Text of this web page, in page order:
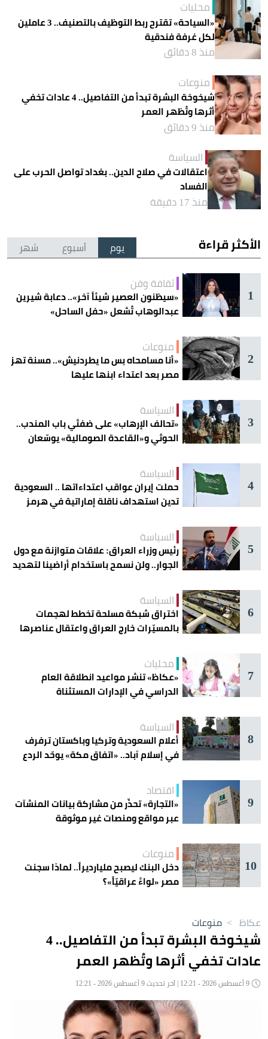
محليات
«السياحة» تقترح ربط التوظيف بالتصنيف.. 3 عاملين
لكل غرفة فندقية
منذ 8 دقائق
منوعات
شيخوخة البشرة تبدأ من التفاصيل.. 4 عادات تخفي
أثرها وتُظهر العمر
منذ 9 دقائق
السياسة
اعتقالات في صلاح الدين.. بغداد تواصل الحرب على
الفساد
منذ 17 دقيقة
الأكثر قراءة يوم أسبوع شهر
1
ثقافة وفن
«سيظنون العصير شيئاً آخر».. دعابة شيرين
عبدالوهاب تُشعل «حفل الساحل»
2
منوعات
«أنا مسامحاه بس ما يطردنيش».. مسنة تهز
مصر بعد اعتداء ابنها عليها
3
السياسة
«تحالف الإرهاب» على ضفتَي باب المندب..
الحوثي و«القاعدة الصومالية» يوسّعان
4
السياسة
حملت إيران عواقب اعتداءاتها .. السعودية
تدين استهداف ناقلة إماراتية في هرمز
5
السياسة
رئيس وزراء العراق: علاقات متوازنة مع دول
الجوار.. ولن نسمح باستخدام أراضينا لتهديد
6
السياسة
اختراق شبكة مسلحة تخطط لهجمات
بالمسيّرات خارج العراق واعتقال عناصرها
7
محليات
«عكاظ» تنشر مواعيد انطلاقة العام
الدراسي في الإدارات المستثناة
8
السياسة
أعلام السعودية وتركيا وباكستان ترفرف
في إسلام آباد.. «اتفاق مكة» يوحّد الردع
9
اقتصاد
«التجارة» تحذّر من مشاركة بيانات المنشآت
عبر مواقع ومنصات غير موثوقة
10
منوعات
دخل البنك ليصبح مليارديراً.. لماذا سجنت
مصر «لواءً عراقيّاً»؟
عكاظ > منوعات
شيخوخة البشرة تبدأ من التفاصيل.. 4
عادات تخفي أثرها وتُظهر العمر